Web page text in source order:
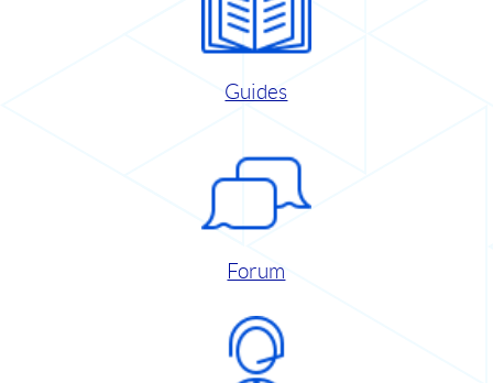
Guides
Forum